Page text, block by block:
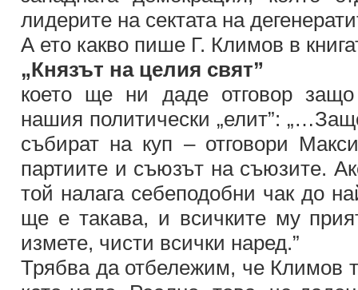
лидерите на сектата на
А ето какво пише Г. Климов в
„Князът на целия свят”
което ще ни даде отговор
нашия политически „елит”:
събират на куп – отговори
партиите и съюзът на съюзите.
той налага себеподобни чак до
ще е такава, и всичките му
измете, чисти всички наред.”
Трябва да отбележим, че Климов